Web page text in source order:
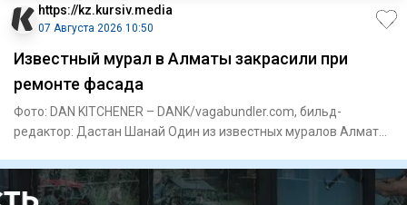
https://kz.kursiv.media
07 Августа 2026 10:50
Известный мурал в Алматы закрасили при
ремонте фасада
Фото: DAN KITCHENER – DANK/vagabundler.com, бильд-
редактор: Дастан Шанай Один из известных муралов Алматы